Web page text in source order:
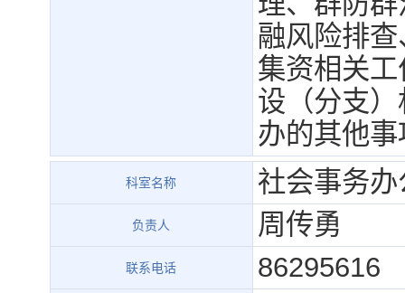
融风险排
集资相关
设（分支
办的其他事
科室名称 社会事务办
负责人 周传勇
联系电话 86295616